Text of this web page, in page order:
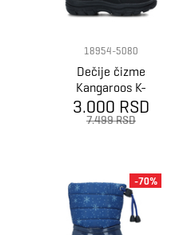
18954-5080
Dečije čizme
Kangaroos K-
Leno Kibo Rtx
3.000 RSD
7.499 RSD
-70%